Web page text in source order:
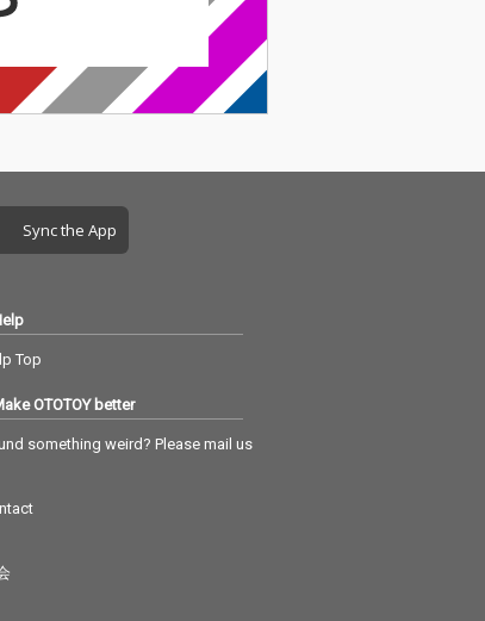
Sync the App
Top
OTOTOY better
something weird? Please mail us